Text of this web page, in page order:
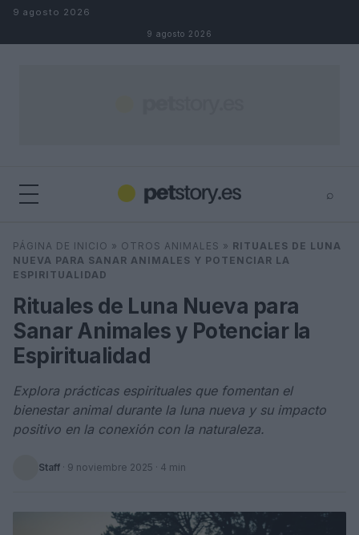
Saltar al contenido
9 agosto 2026
9 agosto 2026
⌕
Buscar ⌕ ×
PÁGINA DE INICIO » OTROS ANIMALES » RITUALES DE LUNA
NUEVA PARA SANAR ANIMALES Y POTENCIAR LA
ESPIRITUALIDAD
Rituales de Luna Nueva para
Sanar Animales y Potenciar la
Espiritualidad
Explora prácticas espirituales que fomentan el
bienestar animal durante la luna nueva y su impacto
positivo en la conexión con la naturaleza.
Staff · 9 noviembre 2025 · 4 min